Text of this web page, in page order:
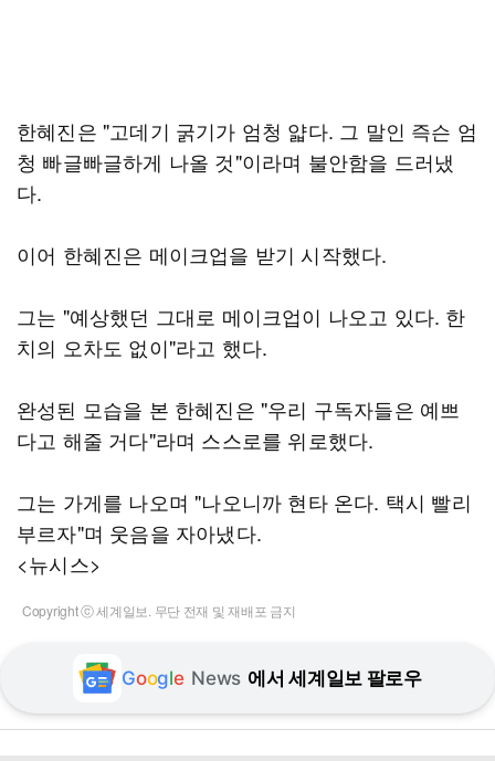
한혜진은 "고데기 굵기가 엄청 얇다. 그 말인 즉슨 엄
청 빠글빠글하게 나올 것"이라며 불안함을 드러냈
다.
이어 한혜진은 메이크업을 받기 시작했다.
그는 "예상했던 그대로 메이크업이 나오고 있다. 한
치의 오차도 없이"라고 했다.
완성된 모습을 본 한혜진은 "우리 구독자들은 예쁘
다고 해줄 거다"라며 스스로를 위로했다.
그는 가게를 나오며 "나오니까 현타 온다. 택시 빨리
부르자"며 웃음을 자아냈다.
<뉴시스>
Copyright ⓒ 세계일보. 무단 전재 및 재배포 금지
Google News 에서 세계일보 팔로우